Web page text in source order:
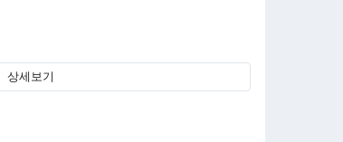
상세보기